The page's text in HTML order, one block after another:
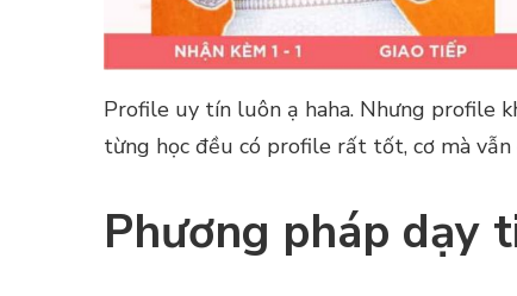
Profile uy tín luôn ạ haha. Nhưng profile
từng học đều có profile rất tốt, cơ mà
Phương pháp dạy